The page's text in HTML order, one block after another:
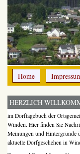
Home
HERZLICH
im Dorftagebuch der
Winden. Hier finden Sie
Meinungen und Hintergründe
aktuelle Dorfgeschehen in